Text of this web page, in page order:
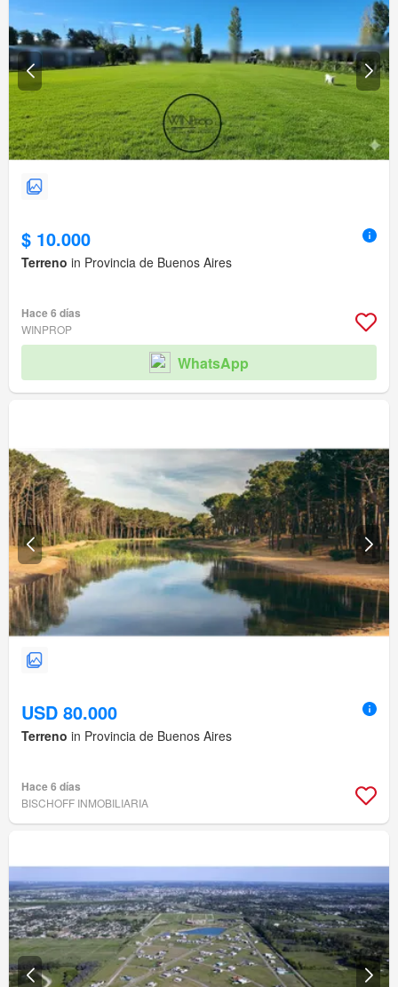
$ 10.000
Terreno in Provincia de Buenos Aires
Hace 6 días
WINPROP
WhatsApp
USD 80.000
Terreno in Provincia de Buenos Aires
Hace 6 días
BISCHOFF INMOBILIARIA